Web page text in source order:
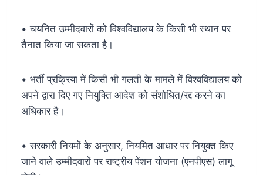
• चयनित उम्मीदवारों को विश्वविद्यालय के किसी भी स्थान पर
तैनात किया जा सकता है।
• भर्ती प्रक्रिया में किसी भी गलती के मामले में विश्वविद्यालय को
अपने द्वारा दिए गए नियुक्ति आदेश को संशोधित/रद्द करने का
अधिकार है।
• सरकारी नियमों के अनुसार, नियमित आधार पर नियुक्त किए
जाने वाले उम्मीदवारों पर राष्ट्रीय पेंशन योजना (एनपीएस) लागू